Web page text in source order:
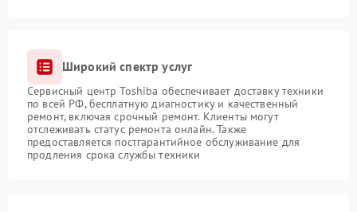
Широкий спектр услуг
Сервисный центр Toshiba обеспечивает доставку техники
по всей РФ, бесплатную диагностику и качественный
ремонт, включая срочный ремонт. Клиенты могут
отслеживать статус ремонта онлайн. Также
предоставляется постгарантийное обслуживание для
продления срока службы техники